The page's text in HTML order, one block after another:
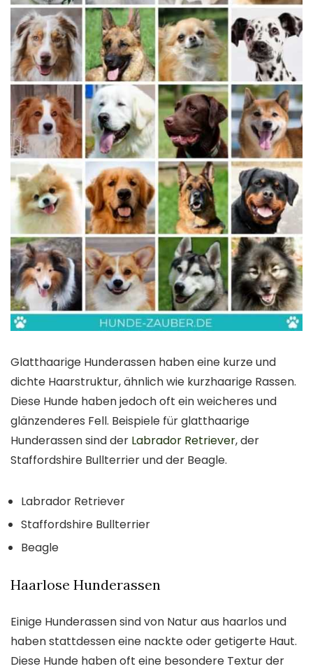
Glatthaarige Hunderassen haben eine kurze und
dichte Haarstruktur, ähnlich wie kurzhaarige Rassen.
Diese Hunde haben jedoch oft ein weicheres und
glänzenderes Fell. Beispiele für glatthaarige
Hunderassen sind der Labrador Retriever, der
Staffordshire Bullterrier und der Beagle.
Labrador Retriever
Staffordshire Bullterrier
Beagle
Haarlose Hunderassen
Einige Hunderassen sind von Natur aus haarlos und
haben stattdessen eine nackte oder getigerte Haut.
Diese Hunde haben oft eine besondere Textur der